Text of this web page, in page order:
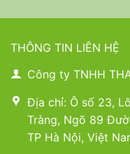
THÔNG TIN LIÊN HỆ
Công ty TNHH
Địa chỉ: Ô số 23,
Tràng, Ngõ 89
TP Hà Nội, Việt